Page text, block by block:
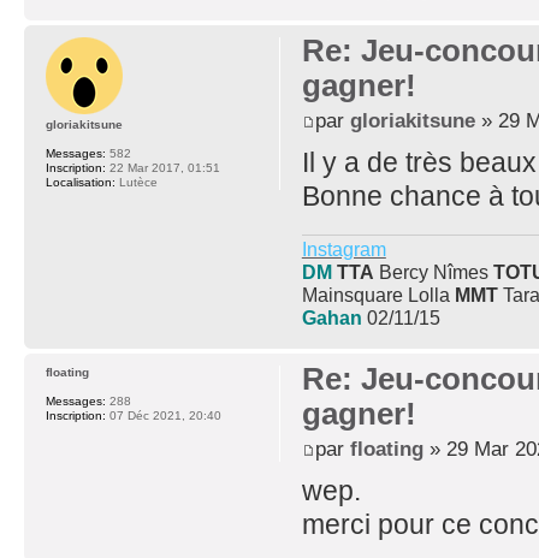
Re: Jeu-
gagner!
par gloriakitsune» 29
Il y a de très
Bonne chance à
Instagram
DM TTA Bercy Nîmes
Mainsquare Lolla MMT
Gahan 02/11/15
gloriakitsune
Messages: 582
Inscription: 22 Mar 2017, 01:51
Localisation: Lutèce
Re: Jeu-
gagner!
par floating» 29 Mar
wep.
merci pour ce
floating
Messages: 288
Inscription: 07 Déc 2021, 20:40